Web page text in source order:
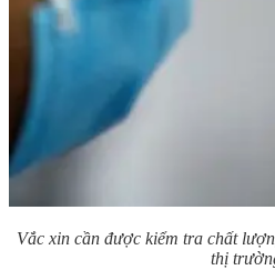
Vắc xin cần được kiểm tra chất
thị